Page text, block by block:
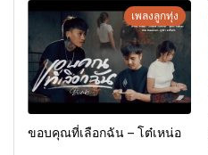
เพลงลูกทุ่ง
ขอบคุณที่เลือกฉัน – โต๋เหน่อ